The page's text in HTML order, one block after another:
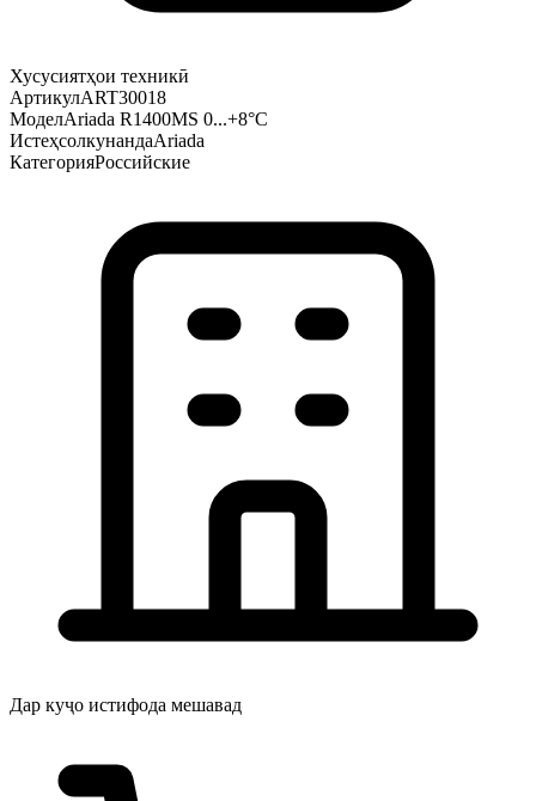
Хусусиятҳои техникӣ
АртикулART30018
МоделAriada R1400MS 0...+8°С
ИстеҳсолкунандаAriada
КатегорияРоссийские
Дар куҷо истифода мешавад